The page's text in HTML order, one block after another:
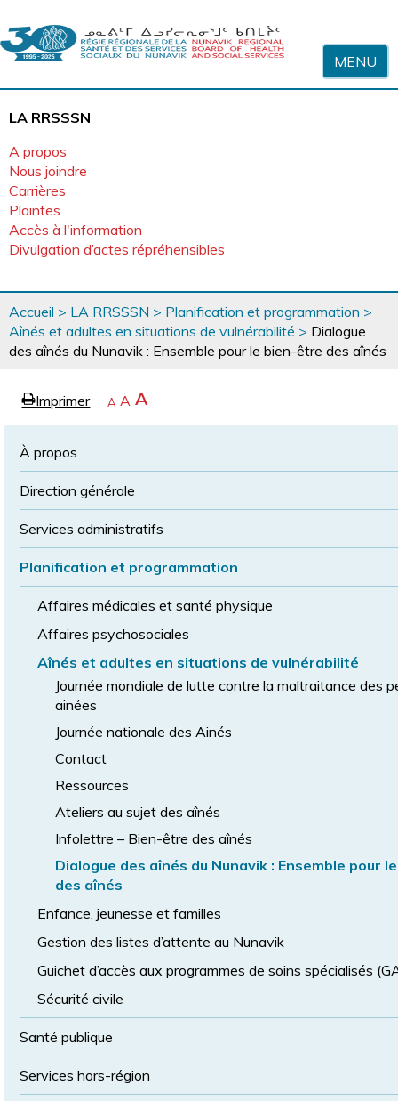
MENU
LA RRSSSN
A propos
Nous joindre
Carrières
Plaintes
Accès à l'information
Divulgation d’actes répréhensibles
Vous
êtes
ici
Accueil > LA RRSSSN > Planification et programmation >
Aînés et adultes en situations de vulnérabilité > Dialogue
des aînés du Nunavik : Ensemble pour le bien-être des aînés
eImprimerpageRétrécir
A Revenir
à
police
A Agrandir
la
A
À propos
Direction générale
Services administratifs
Planification et programmation
Affaires médicales et santé physique
Affaires psychosociales
Aînés et adultes en situations de vulnérabilité
Journée mondiale de lutte contre la maltraitance des
ainées
Journée nationale des Ainés
Contact
Ressources
Ateliers au sujet des aînés
Infolettre – Bien-être des aînés
Dialogue des aînés du Nunavik : Ensemble pour
des aînés
Enfance, jeunesse et familles
Gestion des listes d’attente au Nunavik
Guichet d’accès aux programmes de soins spécialisés
Sécurité civile
Santé publique
Services hors-région